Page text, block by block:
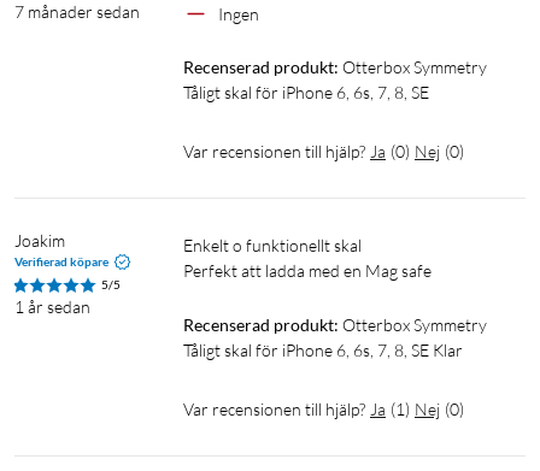
7 månader sedan
Ingen
Recenserad produkt: Otterbox Symmetry
Tåligt skal för iPhone 6, 6s, 7, 8, SE
Var recensionen till hjälp? Ja (0) Nej (0)
Joakim
Verifierad köpare
5/5
1 år sedan
enkelt o funktionellt skal
Perfekt att ladda med en Mag safe
Recenserad produkt: Otterbox Symmetry
Tåligt skal för iPhone 6, 6s, 7, 8, SE Klar
Var recensionen till hjälp? Ja (1) Nej (0)